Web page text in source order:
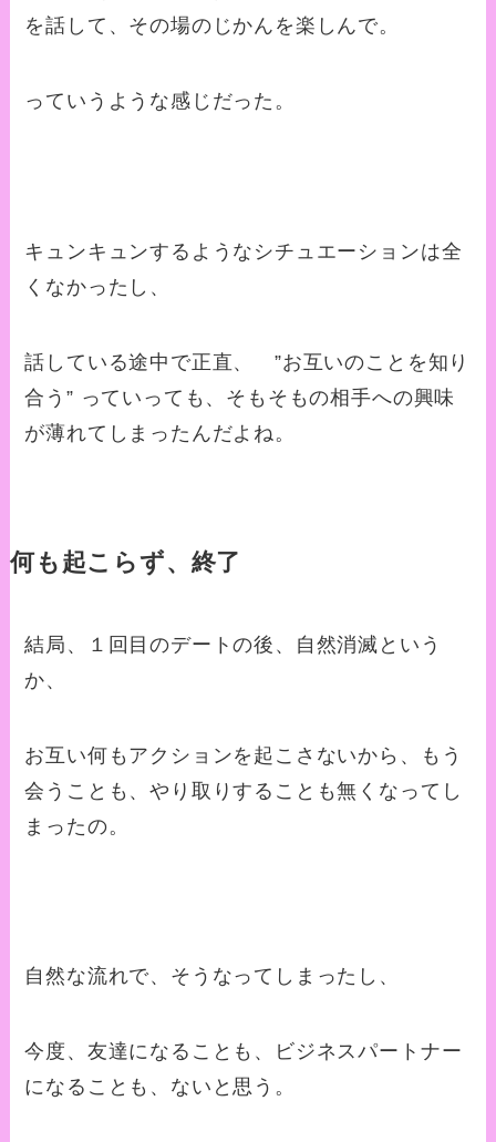
を話して、その場のじかんを楽しんで。
っていうような感じだった。
キュンキュンするようなシチュエーションは全
くなかったし、
話している途中で正直、 ”お互いのことを知り
合う” っていっても、そもそもの相手への興味
が薄れてしまったんだよね。
何も起こらず、終了
結局、１回目のデートの後、自然消滅という
か、
お互い何もアクションを起こさないから、もう
会うことも、やり取りすることも無くなってし
まったの。
自然な流れで、そうなってしまったし、
今度、友達になることも、ビジネスパートナー
になることも、ないと思う。